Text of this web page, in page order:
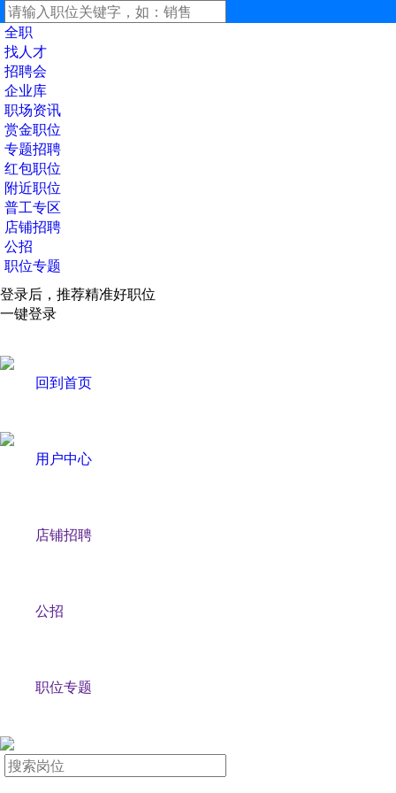
全职
找人才
招聘会
企业库
职场资讯
赏金职位
专题招聘
红包职位
附近职位
普工专区
店铺招聘
公招
职位专题
登录后，推荐精准好职位
一键登录
回到首页
用户中心
店铺招聘
公招
职位专题